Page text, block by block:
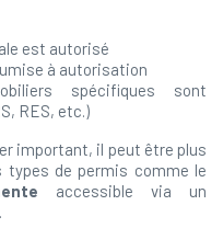
est autorisé
à autorisation
spécifiques sont
RES, etc.)
important, il peut être plus
types de permis comme le
accessible via un